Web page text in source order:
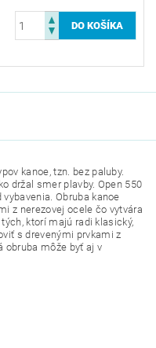
kanoe, tzn. bez paluby.
držal smer plavby. Open 550
Obruba kanoe
z nerezovej ocele čo vytvára
ktorí majú radi klasický,
s drevenými prvkami z
obruba môže byť aj v